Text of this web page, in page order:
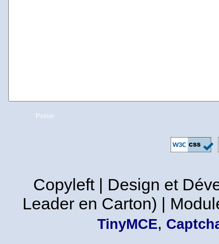
Copyleft | Design et
Leader en Carton) |
TinyMCE,